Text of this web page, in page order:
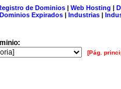
de Dominios| Web Hosting |
Dominios Expirados | Industrias |
[Pág.